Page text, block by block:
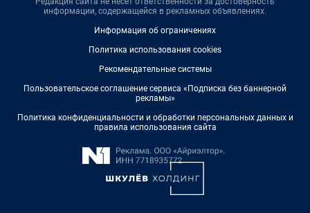
информации, содержащейся в рекламных объявлениях.
Информация об ограничениях
Политика использования cookies
Рекомендательные системы
Пользовательское соглашение сервиса «Подписка без баннерной
рекламы»
Политика конфиденциальности и обработки персональных данных и
правила использования сайта